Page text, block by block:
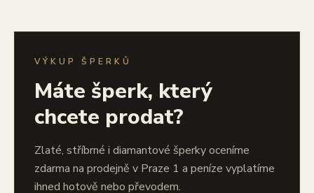
VÝKUP ŠPERKŮ
Máte šperk, který
chcete prodat?
Zlaté, stříbrné i diamantové šperky oceníme
zdarma na prodejně v Praze 1 a peníze vyplatíme
ihned hotově nebo převodem.